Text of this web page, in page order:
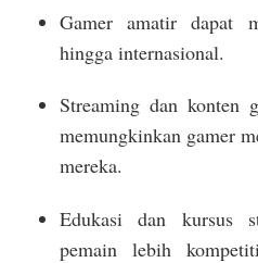
Gamer amatir dapat
hingga internasional.
Streaming dan konten
memungkinkan gamer
mereka.
Edukasi dan kursus
pemain lebih